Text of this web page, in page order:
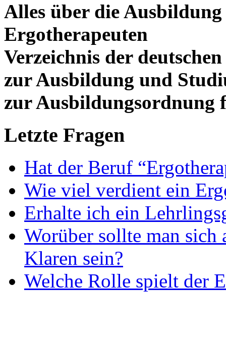
Alles über die
Ergotherapeuten
Verzeichnis der
zur Ausbildung und
zur Ausbildungsordnung
Letzte Fragen
Hat der Beruf
Wie viel verdient ein
Erhalte ich ein
Worüber sollte man sich
Klaren sein?
Welche Rolle spielt der